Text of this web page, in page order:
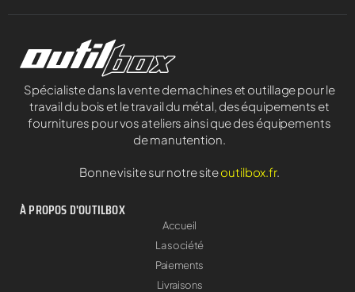
Spécialiste dans la vente de machines et outillage pour le
travail du bois et le travail du métal, des équipements et
fournitures pour vos ateliers ainsi que des équipements
de manutention.
Bonne visite sur notre siteoutilbox.fr.
À PROPOS D'OUTILBOX
Accueil
La société
Paiements
Livraisons